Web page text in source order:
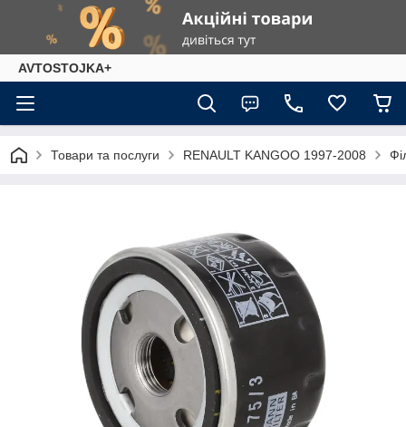
AVTOSTOJKA+
Товари та послуги RENAULT KANGOO 1997-2008